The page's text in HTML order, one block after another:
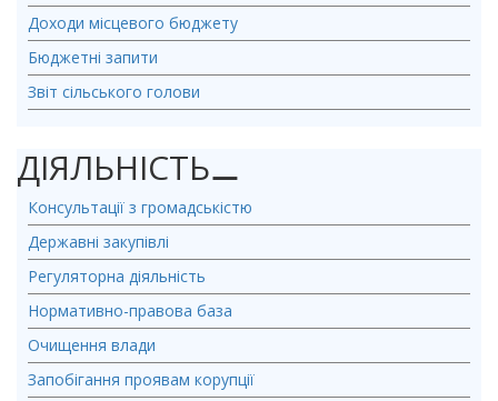
Доходи місцевого бюджету
Бюджетні запити
Звіт сільського голови
ДІЯЛЬНІСТЬ⚊
Консультації з громадськістю
Державні закупівлі
Регуляторна діяльність
Нормативно-правова база
Очищення влади
Запобігання проявам корупції